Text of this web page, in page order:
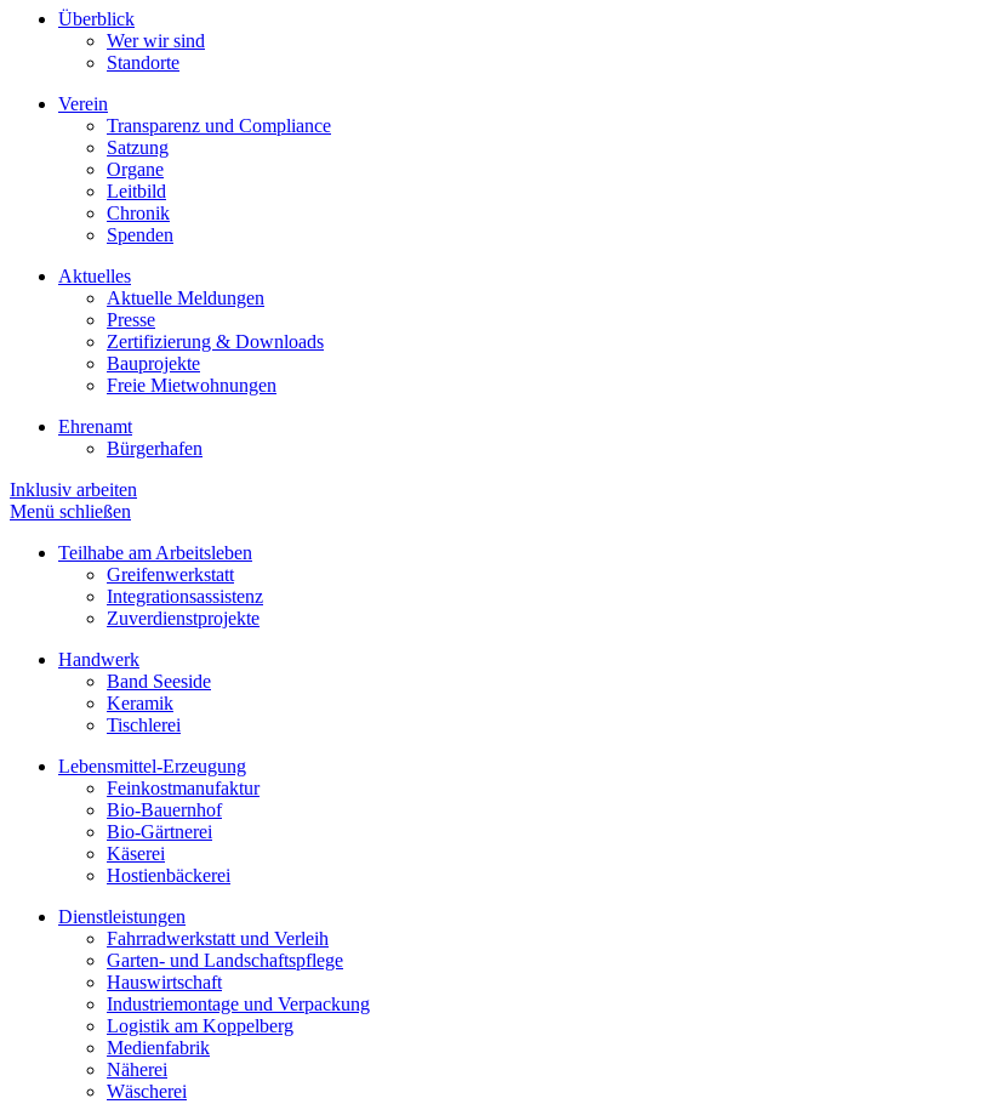
Überblick
Wer wir sind
Standorte
Verein
Transparenz und Compliance
Satzung
Organe
Leitbild
Chronik
Spenden
Aktuelles
Aktuelle Meldungen
Presse
Zertifizierung & Downloads
Bauprojekte
Freie Mietwohnungen
Ehrenamt
Bürgerhafen
Inklusiv arbeiten
Menü schließen
Teilhabe am Arbeitsleben
Greifenwerkstatt
Integrationsassistenz
Zuverdienstprojekte
Handwerk
Band Seeside
Keramik
Tischlerei
Lebensmittel-Erzeugung
Feinkostmanufaktur
Bio-Bauernhof
Bio-Gärtnerei
Käserei
Hostienbäckerei
Dienstleistungen
Fahrradwerkstatt und Verleih
Garten- und Landschaftspflege
Hauswirtschaft
Industriemontage und Verpackung
Logistik am Koppelberg
Medienfabrik
Näherei
Wäscherei